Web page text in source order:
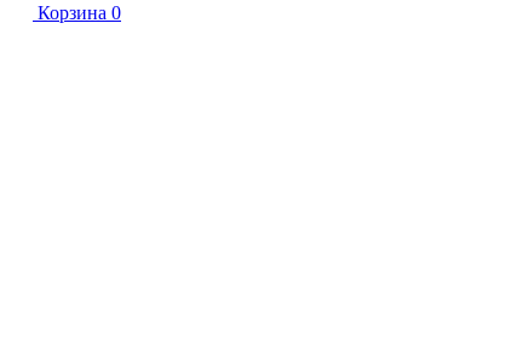
Корзина 0